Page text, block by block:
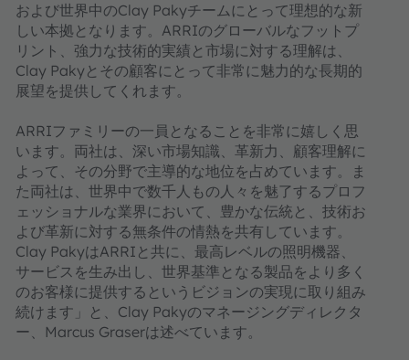
および世界中のClay Pakyチームにとって理想的な新
しい本拠となります。ARRIのグローバルなフットプ
リント、強力な技術的実績と市場に対する理解は、
Clay Pakyとその顧客にとって非常に魅力的な長期的
展望を提供してくれます。
ARRIファミリーの一員となることを非常に嬉しく思
います。両社は、深い市場知識、革新力、顧客理解に
よって、その分野で主導的な地位を占めています。ま
た両社は、世界中で数千人もの人々を魅了するプロフ
ェッショナルな業界において、豊かな伝統と、技術お
よび革新に対する無条件の情熱を共有しています。
Clay PakyはARRIと共に、最高レベルの照明機器、
サービスを生み出し、世界基準となる製品をより多く
のお客様に提供するというビジョンの実現に取り組み
続けます」と、Clay Pakyのマネージングディレクタ
ー、Marcus Graserは述べています。